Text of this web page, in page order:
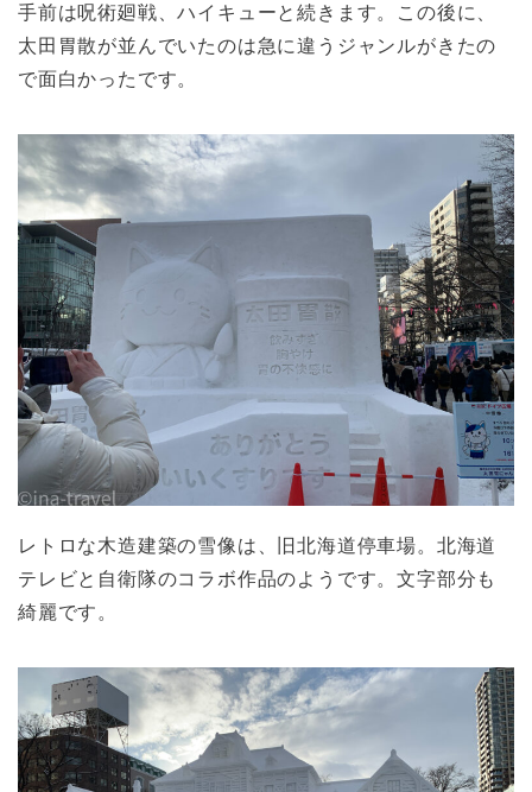
手前は呪術廻戦、ハイキューと続きます。この後に、
太田胃散が並んでいたのは急に違うジャンルがきたの
で面白かったです。
レトロな木造建築の雪像は、旧北海道停車場。北海道
テレビと自衛隊のコラボ作品のようです。文字部分も
綺麗です。